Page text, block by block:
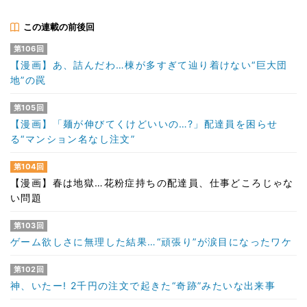
この連載の前後回
第106回
【漫画】あ、詰んだわ…棟が多すぎて辿り着けない“巨大団
地”の罠
第105回
【漫画】「麺が伸びてくけどいいの…?」配達員を困らせ
る“マンション名なし注文”
第104回
【漫画】春は地獄…花粉症持ちの配達員、仕事どころじゃな
い問題
第103回
ゲーム欲しさに無理した結果…“頑張り”が涙目になったワケ
第102回
神、いたー! 2千円の注文で起きた“奇跡”みたいな出来事